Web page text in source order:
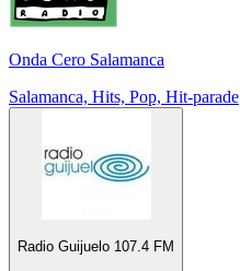
Onda Cero Salamanca
Salamanca, Hits, Pop, Hit-parade
Radio Guijuelo 107.4 FM